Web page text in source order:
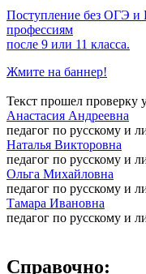
Поступление без ОГЭ
профессиям
после 9 или 11 класса.
Жмите на баннер!
Текст прошел
Анастасия Андреевна
педагог по русскому и
Наталья Викторовна
педагог по русскому и
Ольга Михайловна
педагог по русскому и
Тамара Ивановна
педагог по русскому и
Справочно: